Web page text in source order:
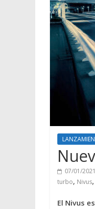
07/01/2021
turbo, Nivus,
El Nivus